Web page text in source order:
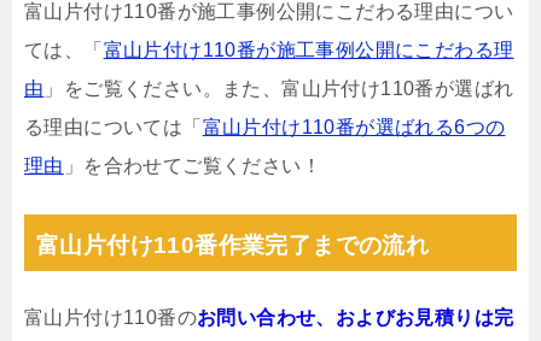
富山片付け110番が施工事例公開にこだわる理由につい
ては、「 富山片付け110番が施工事例公開にこだわる理
由 」をご覧ください。また、富山片付け110番が選ばれ
る理由については「 富山片付け110番が選ばれる6つの
理由 」を合わせてご覧ください！
富山片付け110番作業完了までの流れ
富山片付け110番のお問い合わせ、およびお見積りは完